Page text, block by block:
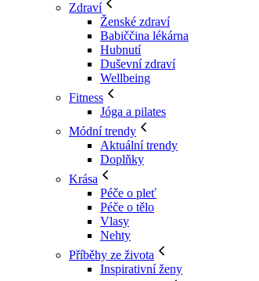
Zdraví
Ženské zdraví
Babiččina lékárna
Hubnutí
Duševní zdraví
Wellbeing
Fitness
Jóga a pilates
Módní trendy
Aktuální trendy
Doplňky
Krása
Péče o pleť
Péče o tělo
Vlasy
Nehty
Příběhy ze života
Inspirativní ženy